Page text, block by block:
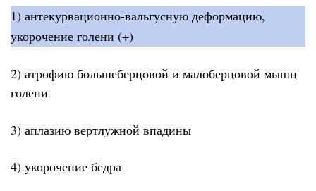
1) антекурвационно-вальгусную деформацию,
укорочение голени (+)
2) атрофию большеберцовой и малоберцовой мышц
голени
3) аплазию вертлужной впадины
4) укорочение бедра